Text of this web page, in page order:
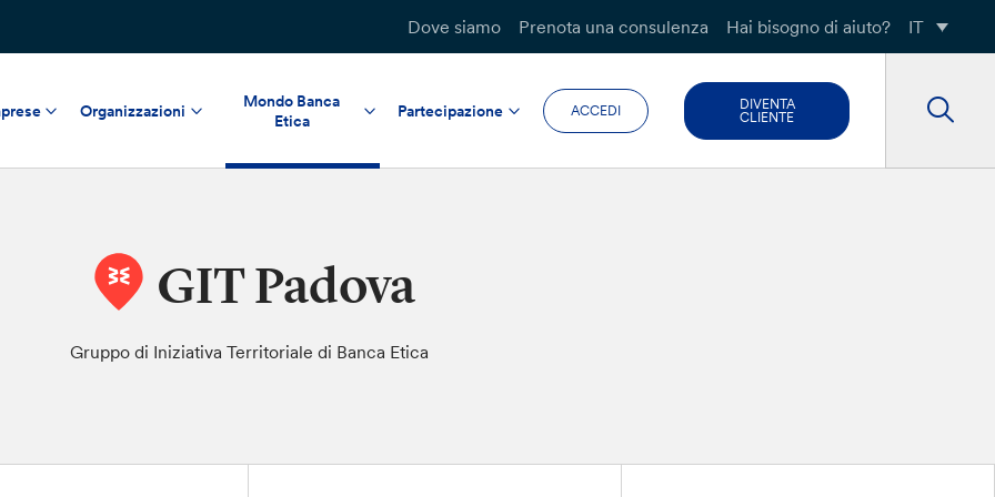
Dove siamo Prenota una consulenza Hai bisogno di aiuto? IT
Organizzazioni
Mondo Banca
Etica
Partecipazione ACCEDI
DIVENTA
CLIENTE
GIT Padova
Gruppo di Iniziativa Territoriale di Banca Etica